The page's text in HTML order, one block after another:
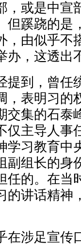
，或是中宣
但蹊跷的是
，由似乎不
办，这透出
到，曾任
，表明习的
交集的石泰
仅主导人事
学习教育中
副组长的身
任的。在当
的讲话精神
涉足宣传